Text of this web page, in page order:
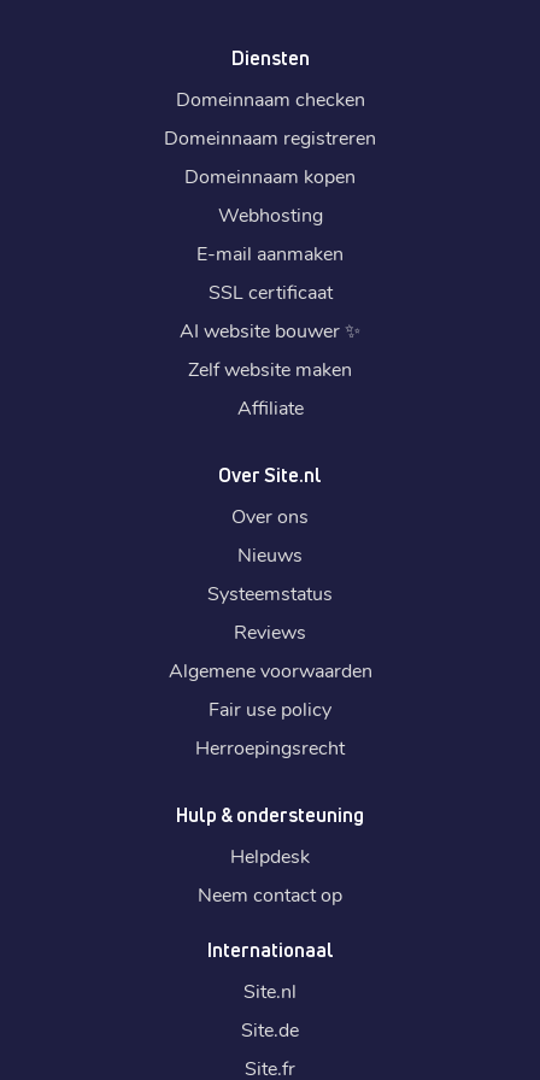
Diensten
Domeinnaam checken
Domeinnaam registreren
Domeinnaam kopen
Webhosting
E-mail aanmaken
SSL certificaat
AI website bouwer✨
Zelf website maken
Affiliate
Over Site.nl
Over ons
Nieuws
Systeemstatus
Reviews
Algemene voorwaarden
Fair use policy
Herroepingsrecht
Hulp & ondersteuning
Helpdesk
Neem contact op
Internationaal
Site.nl
Site.de
Site.fr